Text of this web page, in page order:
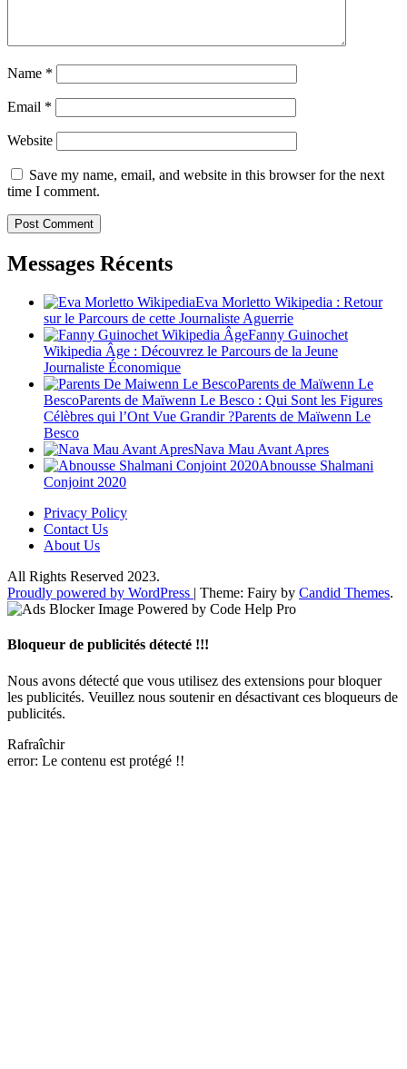
Name *
Email *
Website
Save my name, email, and website in this browser for the next
time I comment.
Messages Récents
Eva Morletto Wikipedia : Retour
sur le Parcours de cette Journaliste Aguerrie
Fanny Guinochet
Wikipedia Âge : Découvrez le Parcours de la Jeune
Journaliste Économique
Parents de Maïwenn Le
BescoParents de Maïwenn Le Besco : Qui Sont les Figures
Célèbres qui l’Ont Vue Grandir ?Parents de Maïwenn Le
Besco
Nava Mau Avant Apres
Abnousse Shalmani
Conjoint 2020
Privacy Policy
Contact Us
About Us
All Rights Reserved 2023.
Proudly powered by WordPress | Theme: Fairy by Candid Themes.
Bloqueur de publicités détecté !!!
Nous avons détecté que vous utilisez des extensions pour bloquer
les publicités. Veuillez nous soutenir en désactivant ces bloqueurs de
publicités.
Rafraîchir
error: Le contenu est protégé !!